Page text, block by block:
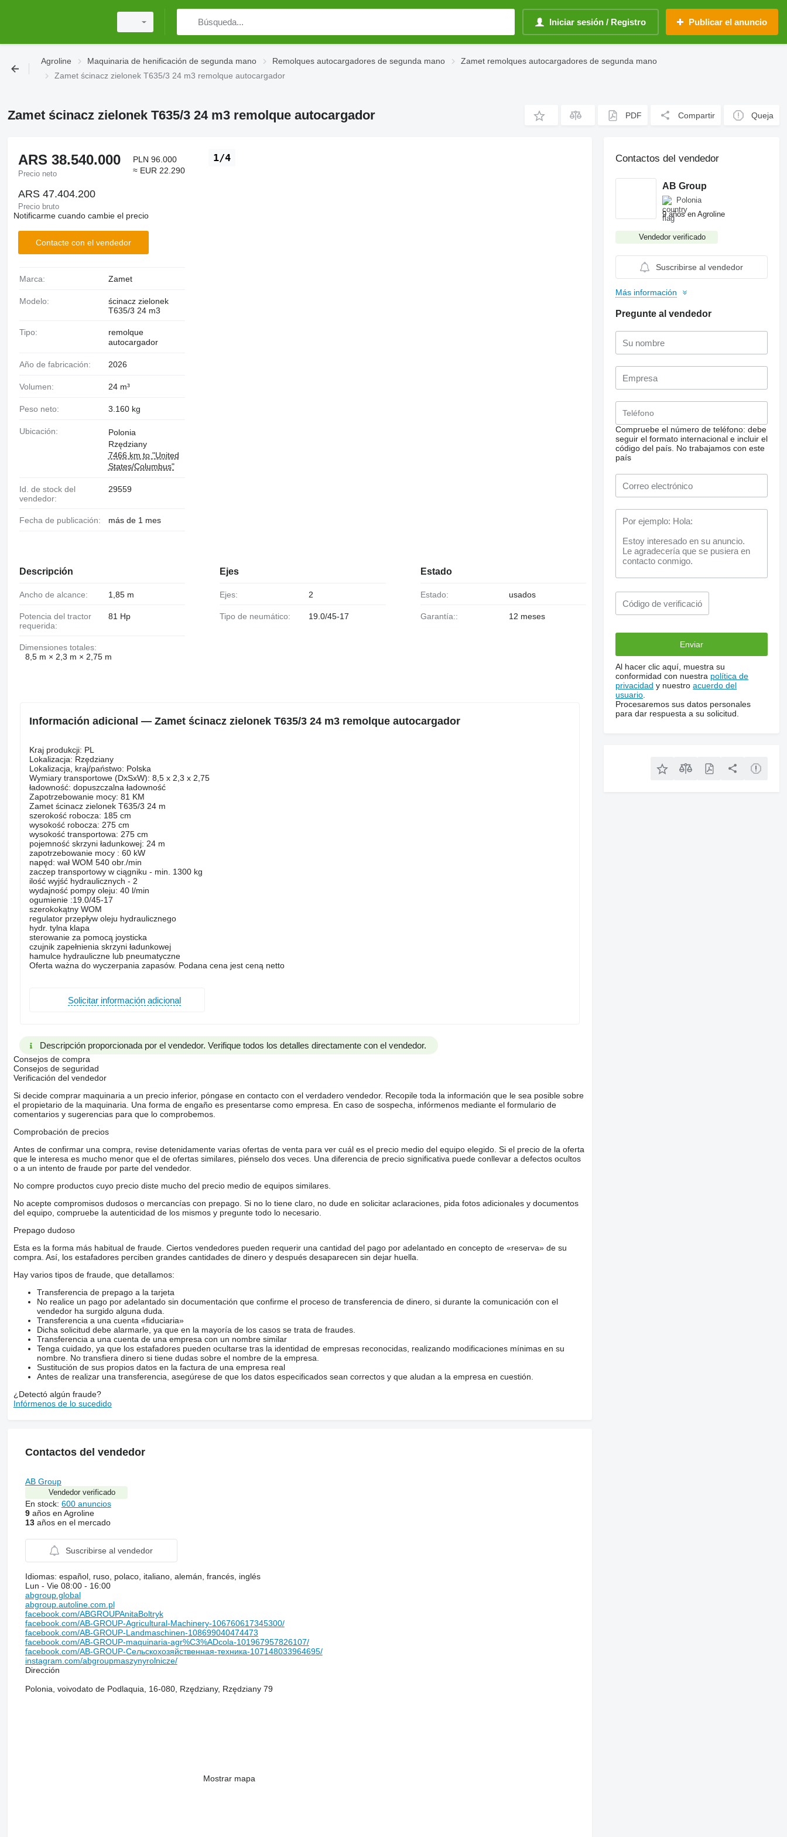
Iniciar sesión / Registro Publicar el anuncio
Agroline Maquinaria de henificación de segunda mano Remolques autocargadores de segunda mano
Zamet remolques autocargadores de segunda mano
Zamet ścinacz zielonek T635/3 24 m3 remolque autocargador
Zamet ścinacz zielonek T635/3 24 m3 remolque autocargador PDF Compartir Queja
Solicitar fotos
adicionales
1/4
ARS 38.540.000
Precio neto
PLN 96.000
≈ EUR 22.290
ARS 47.404.200
Precio bruto
Notificarme cuando cambie el precio
Contacte con el vendedor
Marca: Zamet
Modelo:
ścinacz zielonek
T635/3 24 m3
Tipo:
remolque
autocargador
Año de fabricación: 2026
Volumen: 24 m³
Peso neto: 3.160 kg
Ubicación:
Polonia
Rzędziany
7466 km to "United
States/Columbus"
Id. de stock del
vendedor:
29559
Fecha de publicación: más de 1 mes
Descripción
Ancho de alcance: 1,85 m
Potencia del tractor
requerida:
81 Hp
Dimensiones totales:
8,5 m × 2,3 m × 2,75 m
Ejes
Ejes: 2
Tipo de neumático: 19.0/45-17
Estado
Estado: usados
Garantía:: 12 meses
Información adicional — Zamet ścinacz zielonek T635/3 24 m3 remolque autocargador
Kraj produkcji: PL
Lokalizacja: Rzędziany
Lokalizacja, kraj/państwo: Polska
Wymiary transportowe (DxSxW): 8,5 x 2,3 x 2,75
ładowność: dopuszczalna ładowność
Zapotrzebowanie mocy: 81 KM
Zamet ścinacz zielonek T635/3 24 m
szerokość robocza: 185 cm
wysokość robocza: 275 cm
wysokość transportowa: 275 cm
pojemność skrzyni ładunkowej: 24 m
zapotrzebowanie mocy : 60 kW
napęd: wał WOM 540 obr./min
zaczep transportowy w ciągniku - min. 1300 kg
ilość wyjść hydraulicznych - 2
wydajność pompy oleju: 40 l/min
ogumienie :19.0/45-17
szerokokątny WOM
regulator przepływ oleju hydraulicznego
hydr. tylna klapa
sterowanie za pomocą joysticka
czujnik zapełnienia skrzyni ładunkowej
hamulce hydrauliczne lub pneumatyczne
Oferta ważna do wyczerpania zapasów. Podana cena jest ceną netto
Solicitar información adicional
Descripción proporcionada por el vendedor. Verifique todos los detalles directamente con el vendedor.
Consejos de compra
Consejos de seguridad
Verificación del vendedor
Si decide comprar maquinaria a un precio inferior, póngase en contacto con el verdadero vendedor. Recopile toda la información que le sea posible sobre
el propietario de la maquinaria. Una forma de engaño es presentarse como empresa. En caso de sospecha, infórmenos mediante el formulario de
comentarios y sugerencias para que lo comprobemos.
Comprobación de precios
Antes de confirmar una compra, revise detenidamente varias ofertas de venta para ver cuál es el precio medio del equipo elegido. Si el precio de la oferta
que le interesa es mucho menor que el de ofertas similares, piénselo dos veces. Una diferencia de precio significativa puede conllevar a defectos ocultos
o a un intento de fraude por parte del vendedor.
No compre productos cuyo precio diste mucho del precio medio de equipos similares.
No acepte compromisos dudosos o mercancías con prepago. Si no lo tiene claro, no dude en solicitar aclaraciones, pida fotos adicionales y documentos
del equipo, compruebe la autenticidad de los mismos y pregunte todo lo necesario.
Prepago dudoso
Esta es la forma más habitual de fraude. Ciertos vendedores pueden requerir una cantidad del pago por adelantado en concepto de «reserva» de su
compra. Así, los estafadores perciben grandes cantidades de dinero y después desaparecen sin dejar huella.
Hay varios tipos de fraude, que detallamos:
Transferencia de prepago a la tarjeta
No realice un pago por adelantado sin documentación que confirme el proceso de transferencia de dinero, si durante la comunicación con el
vendedor ha surgido alguna duda.
Transferencia a una cuenta «fiduciaria»
Dicha solicitud debe alarmarle, ya que en la mayoría de los casos se trata de fraudes.
Transferencia a una cuenta de una empresa con un nombre similar
Tenga cuidado, ya que los estafadores pueden ocultarse tras la identidad de empresas reconocidas, realizando modificaciones mínimas en su
nombre. No transfiera dinero si tiene dudas sobre el nombre de la empresa.
Sustitución de sus propios datos en la factura de una empresa real
Antes de realizar una transferencia, asegúrese de que los datos especificados sean correctos y que aludan a la empresa en cuestión.
¿Detectó algún fraude?
Infórmenos de lo sucedido
Contactos del vendedor
AB Group
Vendedor verificado
En stock: 600 anuncios
9años en Agroline
13años en el mercado
Suscribirse al vendedor
Idiomas: español, ruso, polaco, italiano, alemán, francés, inglés
Lun - Vie 08:00 - 16:00
abgroup.global
abgroup.autoline.com.pl
facebook.com/ABGROUPAnitaBoltryk
facebook.com/AB-GROUP-Agricultural-Machinery-106760617345300/
facebook.com/AB-GROUP-Landmaschinen-108699040474473
facebook.com/AB-GROUP-maquinaria-agr%C3%ADcola-101967957826107/
facebook.com/AB-GROUP-Сельскохозяйственная-техника-107148033964695/
instagram.com/abgroupmaszynyrolnicze/
Dirección
Polonia, voivodato de Podlaquia, 16-080, Rzędziany, Rzędziany 79
Mostrar mapa
Contactos del vendedor
AB Group
Polonia
9 años en Agroline
Vendedor verificado
Suscribirse al vendedor
Más información
Pregunte al vendedor
Compruebe el número de teléfono: debe
seguir el formato internacional e incluir el
código del país. No trabajamos con este
país
Al hacer clic aquí, muestra su
conformidad con nuestra política de
privacidad y nuestroacuerdo del
usuario
Procesaremos sus datos personales
para dar respuesta a su solicitud.